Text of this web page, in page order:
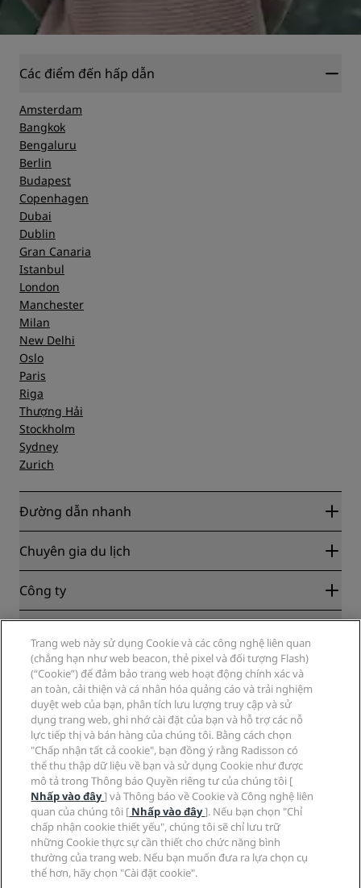
Các điểm đến hấp dẫn
Amsterdam
Bangkok
Bengaluru
Berlin
Budapest
Copenhagen
Dubai
Dublin
Gran Canaria
Istanbul
London
Manchester
Milan
New Delhi
Oslo
Paris
Riga
Thượng Hải
Stockholm
Sydney
Zurich
Đường dẫn nhanh
Radisson Rewards
Blog
Các điểm đến
Khách sạn mới và sắp ra mắt
Ứng dụng Radisson Hotels
Khách sạn được phê duyệt cho thể thao
Khách sạn Thân thiện với Gia đình
Sức khỏe và An toàn
Chuyên gia du lịch
Đối tác
Công ty
Radisson Hotel Group
Phương tiện truyền thông
Việc làm tại RHG
Việc làm tại PPHE
Việc làm tại EHL
The Club by RHG
Cơ hội Phát triển
Kinh doanh có Trách nhiệm
Thu mua
Trung tâm Quyền riêng tư
Thông báo pháp lý
Điều khoản và điều kiện của Radisson Rewards
Thỏa thuận sử dụng trang web
Khả năng truy cập Kỹ thuật số
Đạo luật Chống nô lệ Hiện đại
Trợ giúp
Cảnh báo người tiêu dùng
Liên hệ
Câu hỏi thường gặp
Sơ đồ trang web
Mạng xã hội
Thương hiệu Radisson Hotels
Trang web này sử dụng Cookie và các công nghệ liên quan
(chẳng hạn như web beacon, thẻ pixel và đối tượng Flash)
(“Cookie”) để đảm bảo trang web hoạt động chính xác và
an toàn, cải thiện và cá nhân hóa quảng cáo và trải nghiệm
duyệt web của bạn, phân tích lưu lượng truy cập và sử
dụng trang web, ghi nhớ cài đặt của bạn và hỗ trợ các nỗ
lực tiếp thị và bán hàng của chúng tôi. Bằng cách chọn
"Chấp nhận tất cả cookie", bạn đồng ý rằng Radisson có
thể thu thập dữ liệu về bạn và sử dụng Cookie như được
mô tả trong Thông báo Quyền riêng tư của chúng tôi [
Nhấp vào đây] và Thông báo về Cookie và Công nghệ liên
quan của chúng tôi [ Nhấp vào đây]. Nếu bạn chọn "Chỉ
chấp nhận cookie thiết yếu", chúng tôi sẽ chỉ lưu trữ
những Cookie thực sự cần thiết cho chức năng bình
thường của trang web. Nếu bạn muốn đưa ra lựa chọn cụ
thể hơn, hãy chọn "Cài đặt cookie".